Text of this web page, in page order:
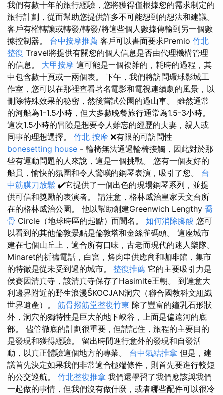
我們有數十年的旅行經驗，您將獲得僅根據您的需求制定的
旅行計劃，從而幫助您提供許多不可能想到的想法和建議。
客戶有權轉讓或轉發/轉發/將這些個人數據傳輸到另一個數
據控制器。 台中按摩推薦 客戶可以書面要求Premio 竹北
整復 Travel將提供有關您的個人信息是否由代理機構管理
的信息。 大甲按摩 這可能是一個複雜的，耗時的過程，其
中包含數十頁或一兩個表。 下午，我們將訪問環球影城工
作室，您可以在那裡查看著名電影和電視連續劇的風景，以
刪除特殊效果的秘密，然後嘗試公園的過山車。 雖然通常
的河船為1-1.5小時，但大多數晚餐旅行通常為1.5-3小時。
這次1.5小時的冒險是想要令人難忘的經歷的夫妻，親人或
同事的理想選擇。 竹北 按摩 ❌有限的可訪問性
bonesetting house - 輪椅無法通過輪椅接觸，因此對於那
些有運動問題的人來說，這是一個挑戰。 您有一個友好的
船員，愉快的氛圍和令人驚嘆的鋼琴表演，吸引了您。 台
中筋膜刀放鬆 ✔️它提供了一個出色的現場鋼琴系列，並提
供可信和獎勵的表演者。 請注意，格林威治皇家天文台所
在的格林威治公園。 他以幫助創建Greenwich Lengthy 喬
骨 Circle（地球時區的起點）而聞名。 如何消除腳酸 您可
以看到的其他倫敦景點是倫敦塔和金絲雀碼頭。 這座城市
建在七個山丘上，適合所有口味，古老而現代的迷人樂隊。
Minaret的祈禱電話，白宮，烤肉串供應商和咖啡館，集市
的特徵是從未受到過的城市。 整復推薦 它的主要吸引力是
侯賽因清真寺，該清真寺保存了Hasimite王朝。 到達意大
利邊界附近的野生浪漫ŠKOCJAN洞穴（聯合國教科文組織
世界遺產）。 筋骨撥筋堂整復竹東 除了豐富的鐘乳石形狀
外，洞穴的獨特性是巨大的地下峽谷，上面是偏遠河的底
部。 儘管徹底的計劃很重要，但請記住，旅程的主要目的
是發現和獲得經驗。 留出時間進行意外的發現和自發活
動，以真正體驗這個地方的專業。 台中氣結推拿 但是，建
議首先決定如果我們非常適合極端條件，則首先要進行較短
的公交巡航。 竹北整復推拿 我們還學習了我們應該與我們
一起做的事情，但我們沒有做什麼，或者哪些配件可以很冷